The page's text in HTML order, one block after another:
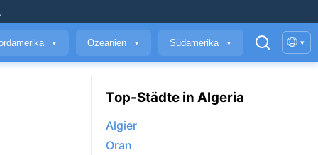
.
▼ Ozeanien ▼ Südamerika ▼ 🌐 ▾
Top-Städte in Algeria
Algier
Oran